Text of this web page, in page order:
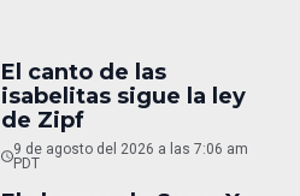
El canto de las
isabelitas sigue la ley
de Zipf
9 de agosto del 2026 a las 7:06 am
PDT